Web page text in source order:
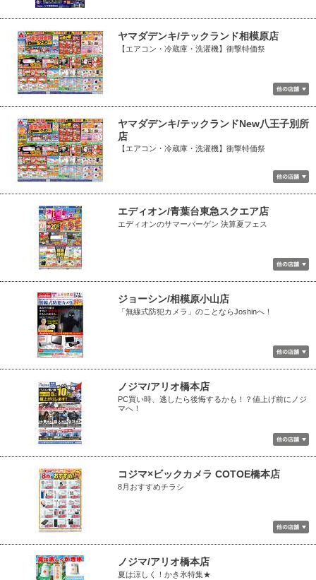
ヤマダデンキ/テックランド相模原店
【エアコン・冷蔵庫・洗濯機】衝撃特価祭
ヤマダデンキ/テックランドNew八王子別所
店
【エアコン・冷蔵庫・洗濯機】衝撃特価祭
エディオン/青葉台東急スクエア店
エディオンのサマーバーゲン 決算夏フェス
ジョーシン/相模原小山店
「無線式防犯カメラ」のことならJoshinへ！
ノジマ/アリオ橋本店
PC買い時、逃したら後悔するかも！？値上げ前にノジ
マへ！
コジマ×ビックカメラ COTOE橋本店
8月おすすめチラシ
ノジマ/アリオ橋本店
夏は涼しく！かき氷特集★